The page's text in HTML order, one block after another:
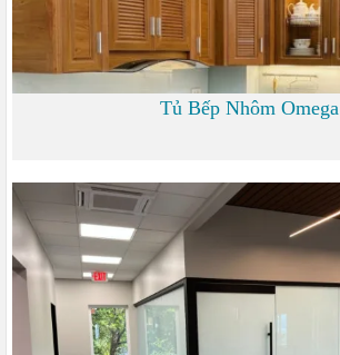
Tủ Bếp Nhôm Omega
6.000 đ